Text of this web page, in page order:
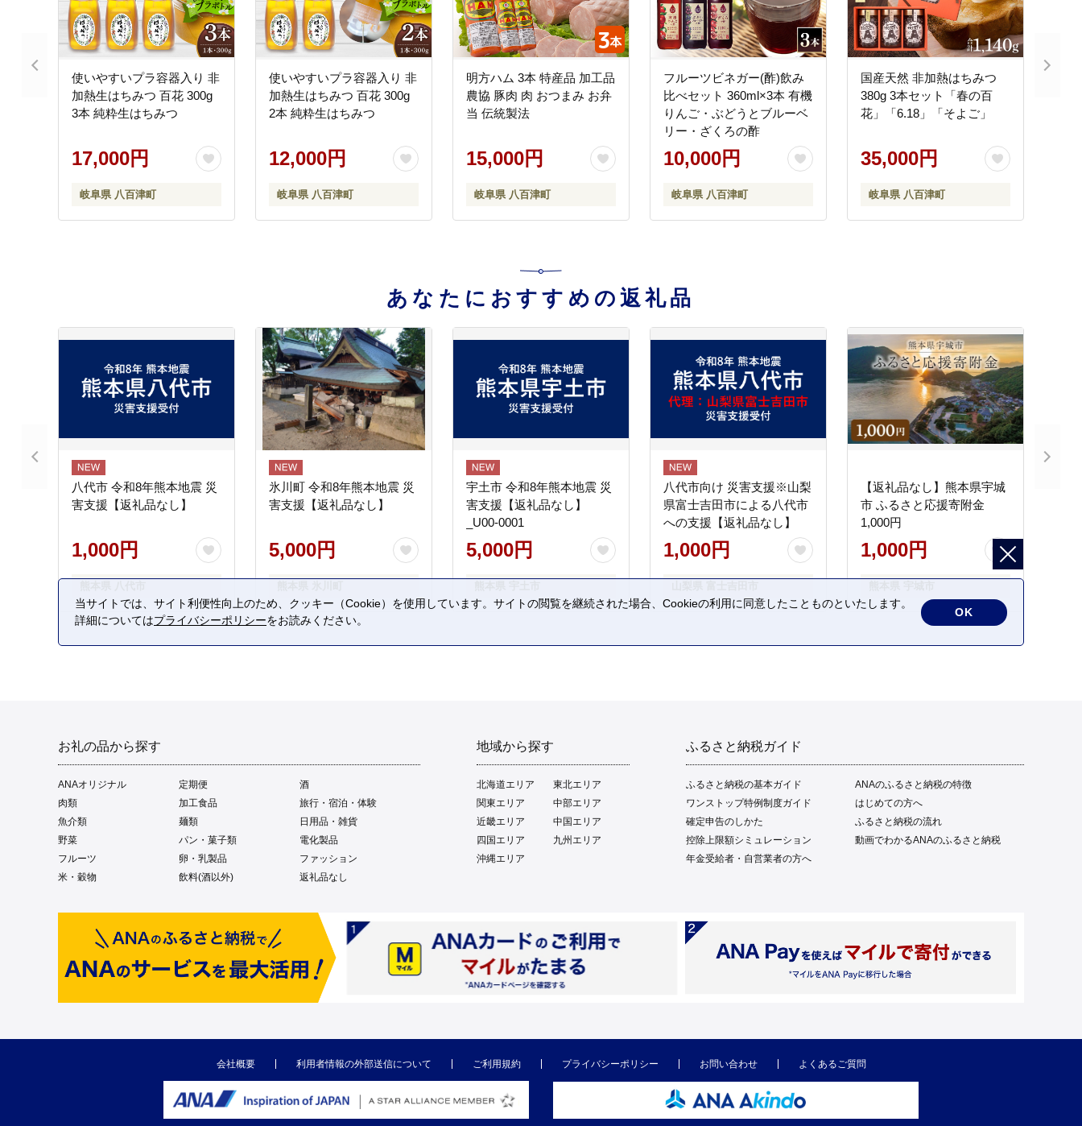
使いやすいプラ容器入り 非
加熱生はちみつ 百花 300g
3本 純粋生はちみつ
17,000円
岐阜県 八百津町
使いやすいプラ容器入り 非
加熱生はちみつ 百花 300g
2本 純粋生はちみつ
12,000円
岐阜県 八百津町
明方ハム 3本 特産品 加工品
農協 豚肉 肉 おつまみ お弁
当 伝統製法
15,000円
岐阜県 八百津町
フルーツビネガー(酢)飲み
比べセット 360ml×3本 有機
りんご・ぶどうとブルーベ
リー・ざくろの酢
10,000円
岐阜県 八百津町
国産天然 非加熱はちみつ
380g 3本セット「春の百
花」「6.18」「そよご」
35,000円
岐阜県 八百津町
あなたにおすすめの返礼品
八代市 令和8年熊本地震 災
害支援【返礼品なし】
1,000円
氷川町 令和8年熊本地震 災
害支援【返礼品なし】
5,000円
宇土市 令和8年熊本地震 災
害支援【返礼品なし】
_U00-0001
5,000円
八代市向け 災害支援※山梨
県富士吉田市による八代市
への支援【返礼品なし】
1,000円
【返礼品なし】熊本県宇城
市 ふるさと応援寄附金
1,000円
1,000円
お礼の品から探す
ANAオリジナル 定期便
酒
肉類
加工食品
旅行・宿泊・体験
魚介類
麺類
日用品・雑貨
野菜
パン・菓子類
電化製品
フルーツ
卵・乳製品
ファッション
米・穀物
飲料(酒以外) 返礼品なし
地域から探す
北海道エリア
東北エリア
関東エリア
中部エリア
近畿エリア
中国エリア
四国エリア
九州エリア
沖縄エリア
ふるさと納税ガイド
ふるさと納税の基本ガイド
ANAのふるさと納税の特徴
ワンストップ特例制度ガイド
はじめての方へ
確定申告のしかた
ふるさと納税の流れ
控除上限額シミュレーション
動画でわかるANAのふるさと納税
年金受給者・自営業者の方へ
会社概要 利用者情報の外部送信について ご利用規約 プライバシーポリシー お問い合わせ よくあるご質問
当サイトでは、サイト利便性向上のため、クッキー（Cookie）を使用しています。サイトの閲覧を継続された場合、Cookieの利用に同意したことものといたします。
詳細についてはプライバシーポリシーをお読みください。
OK